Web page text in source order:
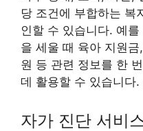
당 조건에 부합하는 복
인할 수 있습니다. 예
을 세울 때 육아 지원
원 등 관련 정보를 한
데 활용할 수 있습니다.
자가 진단 서비